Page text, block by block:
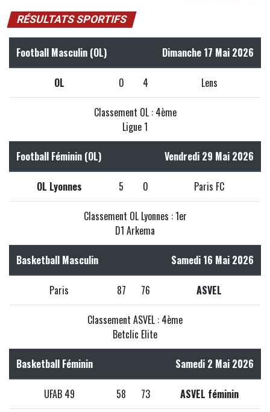
RÉSULTATS SPORTIFS
Football Masculin (OL) Dimanche 17 Mai 2026
OL 0 4 Lens
Classement OL : 4ème
Ligue 1
Football Féminin (OL) Vendredi 29 Mai 2026
OL Lyonnes 5 0 Paris FC
Classement OL Lyonnes : 1er
D1 Arkema
Basketball Masculin Samedi 16 Mai 2026
Paris 87 76 ASVEL
Classement ASVEL : 4ème
Betclic Elite
Basketball Féminin Samedi 2 Mai 2026
UFAB 49 58 73 ASVEL féminin